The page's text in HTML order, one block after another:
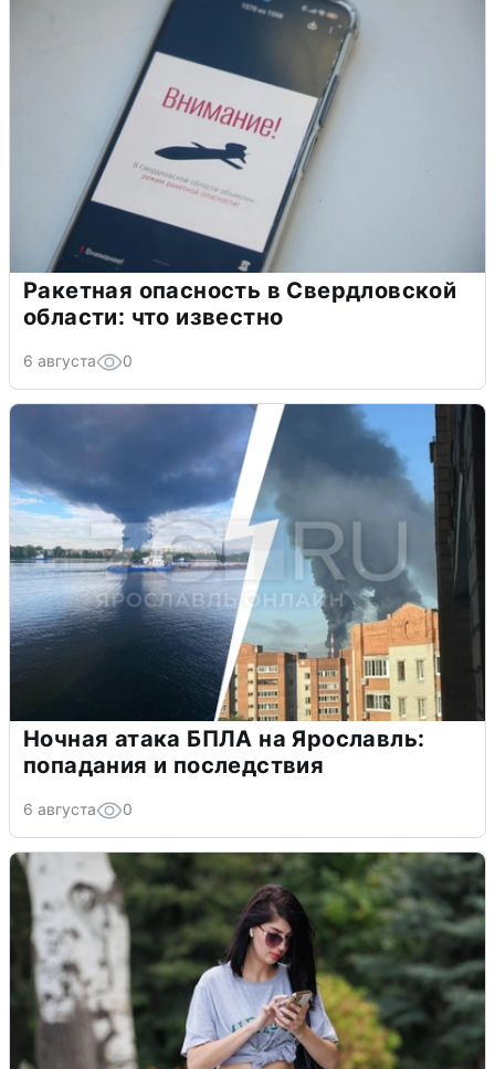
Ракетная опасность в Свердловской
области: что известно
6 августа 0
Ночная атака БПЛА на Ярославль:
попадания и последствия
6 августа 0